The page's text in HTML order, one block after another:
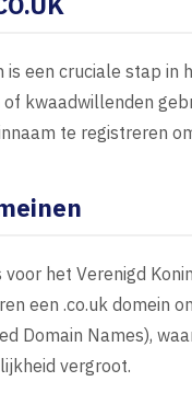
een cruciale stap
kwaadwillenden
te registreren
het Verenigd
een .co.uk domein
Domain Names),
vergroot.